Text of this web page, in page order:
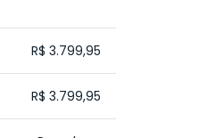
R$ 3.799,95
R$ 3.799,95